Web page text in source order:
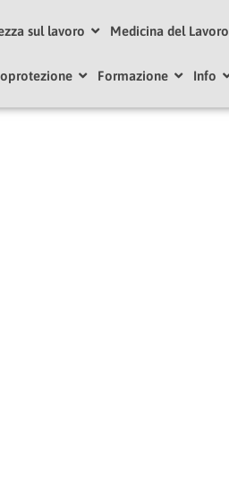
sul lavoro Medicina del Lavoro
Formazione Info